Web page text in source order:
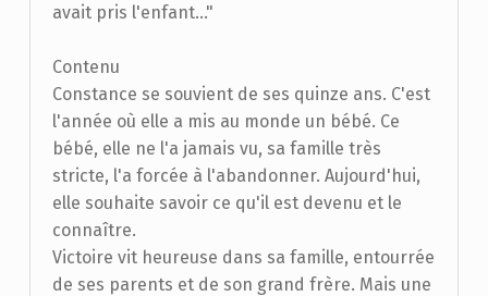
avait pris l'enfant..."
Contenu
Constance se souvient de ses quinze ans. C'est
l'année où elle a mis au monde un bébé. Ce
bébé, elle ne l'a jamais vu, sa famille très
stricte, l'a forcée à l'abandonner. Aujourd'hui,
elle souhaite savoir ce qu'il est devenu et le
connaître.
Victoire vit heureuse dans sa famille, entourrée
de ses parents et de son grand frère. Mais une